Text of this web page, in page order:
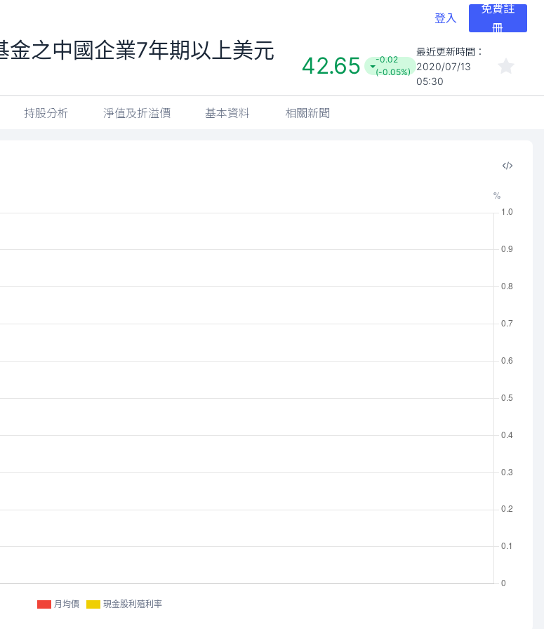
登入
免費註
冊
金之中國企業7年期以上美元
42.65
-0.02
(-0.05%)
最近更新時間：
2020/07/13
05:30
持股分析 淨值及折溢價 基本資料 相關新聞
月均價 現金股利殖利率